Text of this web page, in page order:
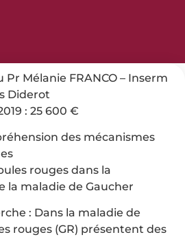
Mélanie FRANCO – Inserm
Diderot
: 25 600 €
des mécanismes
rouges dans la
la maladie de Gaucher
: Dans la maladie de
rouges (GR) présentent des